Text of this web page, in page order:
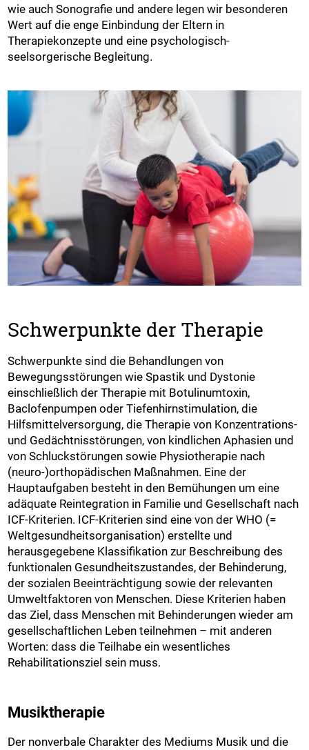
wie auch Sonografie und andere legen wir besonderen
Wert auf die enge Einbindung der Eltern in
Therapiekonzepte und eine psychologisch-
seelsorgerische Begleitung.
Schwerpunkte der Therapie
Schwerpunkte sind die Behandlungen von
Bewegungsstörungen wie Spastik und Dystonie
einschließlich der Therapie mit Botulinumtoxin,
Baclofenpumpen oder Tiefenhirnstimulation, die
Hilfsmittelversorgung, die Therapie von Konzentrations-
und Gedächtnisstörungen, von kindlichen Aphasien und
von Schluckstörungen sowie Physiotherapie nach
(neuro-)orthopädischen Maßnahmen. Eine der
Hauptaufgaben besteht in den Bemühungen um eine
adäquate Reintegration in Familie und Gesellschaft nach
ICF-Kriterien. ICF-Kriterien sind eine von der WHO (=
Weltgesundheitsorganisation) erstellte und
herausgegebene Klassifikation zur Beschreibung des
funktionalen Gesundheitszustandes, der Behinderung,
der sozialen Beeinträchtigung sowie der relevanten
Umweltfaktoren von Menschen. Diese Kriterien haben
das Ziel, dass Menschen mit Behinderungen wieder am
gesellschaftlichen Leben teilnehmen – mit anderen
Worten: dass die Teilhabe ein wesentliches
Rehabilitationsziel sein muss.
Musiktherapie
Der nonverbale Charakter des Mediums Musik und die